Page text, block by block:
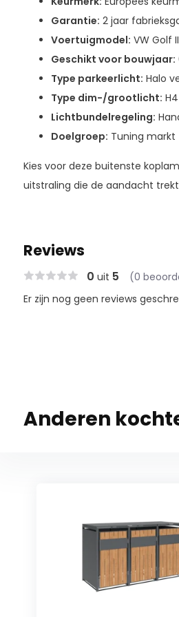
Garantie: 2 jaar
Voertuigmodel: VW Golf
Geschikt voor bouwjaar:
Type parkeerlicht: Halo
Type dim-/grootlicht:
Lichtbundelregeling:
Doelgroep: Tuning markt
Kies voor deze buitenste
uitstraling die de aandacht
Reviews
0 uit 5 (0
Er zijn nog geen reviews
Anderen